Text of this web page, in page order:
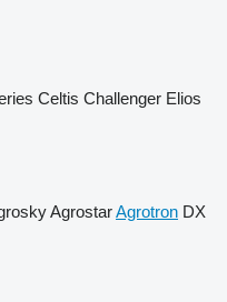
Celtis Challenger Elios
AgrostarAgrotron DX